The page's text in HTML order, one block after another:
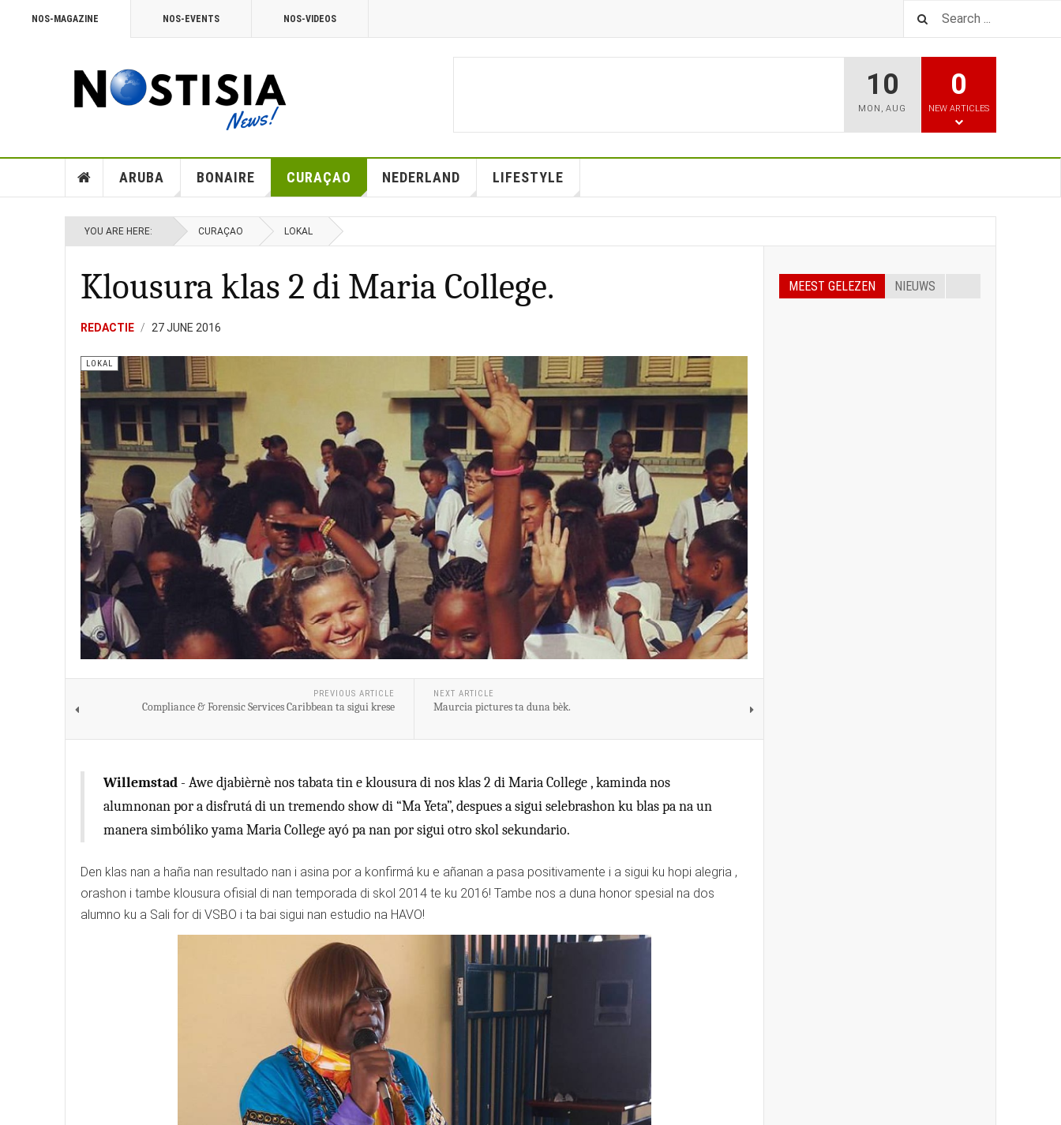
NOS-MAGAZINE NOS-EVENTS NOS-VIDEOS
10
MON ,AUG
0
NEW ARTICLES
ARUBA BONAIRE CURAÇAO NEDERLAND LIFESTYLE
YOU ARE HERE: CURAÇAO LOKAL
Klousura klas 2 di Maria College.
REDACTIE 27 JUNE 2016
LOKAL
PREVIOUS ARTICLE
Compliance & Forensic Services Caribbean ta sigui krese
NEXT ARTICLE
Maurcia pictures ta duna bèk.
Willemstad - Awe djabièrnè nos tabata tin e klousura di nos klas 2 di Maria College , kaminda nos
alumnonan por a disfrutá di un tremendo show di “Ma Yeta”, despues a sigui selebrashon ku blas pa na un
manera simbóliko yama Maria College ayó pa nan por sigui otro skol sekundario.
Den klas nan a haña nan resultado nan i asina por a konfirmá ku e añanan a pasa positivamente i a sigui ku hopi alegria ,
orashon i tambe klousura ofisial di nan temporada di skol 2014 te ku 2016! Tambe nos a duna honor spesial na dos
alumno ku a Sali for di VSBO i ta bai sigui nan estudio na HAVO!
MEEST GELEZEN NIEUWS